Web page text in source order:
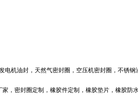
机油封，天然气密封圈，空压机密封圈，不锈钢
，密封圈定制，橡胶件定制，橡胶垫片，橡胶防